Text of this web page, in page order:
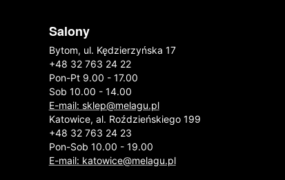
Salony
Bytom, ul. Kędzierzyńska 17
+48 32 763 24 22
Pon-Pt 9.00 - 17.00
Sob 10.00 - 14.00
E-mail: sklep@melagu.pl
Katowice, al. Roździeńskiego 199
+48 32 763 24 23
Pon-Sob 10.00 - 19.00
E-mail: katowice@melagu.pl